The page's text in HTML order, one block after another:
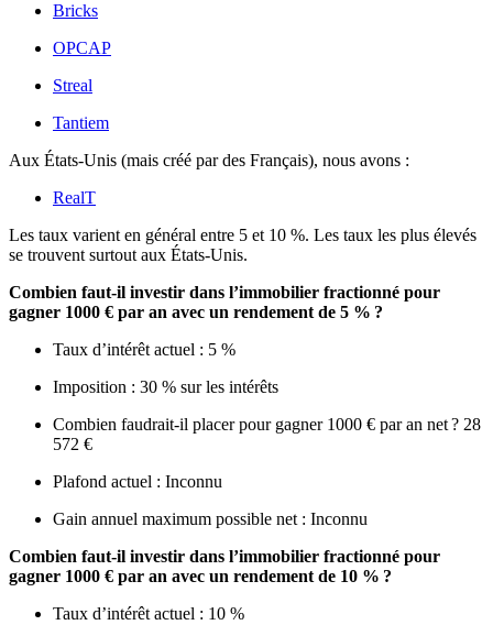
Bricks
OPCAP
Streal
Tantiem
Aux États-Unis (mais créé par des Français), nous avons :
RealT
Les taux varient en général entre 5 et 10 %. Les taux les plus élevés
se trouvent surtout aux États-Unis.
Combien faut-il investir dans l’immobilier fractionné pour
gagner 1000 € par an avec un rendement de 5 % ?
Taux d’intérêt actuel : 5 %
Imposition : 30 % sur les intérêts
Combien faudrait-il placer pour gagner 1000 € par an net ? 28
572 €
Plafond actuel : Inconnu
Gain annuel maximum possible net : Inconnu
Combien faut-il investir dans l’immobilier fractionné pour
gagner 1000 € par an avec un rendement de 10 % ?
Taux d’intérêt actuel : 10 %